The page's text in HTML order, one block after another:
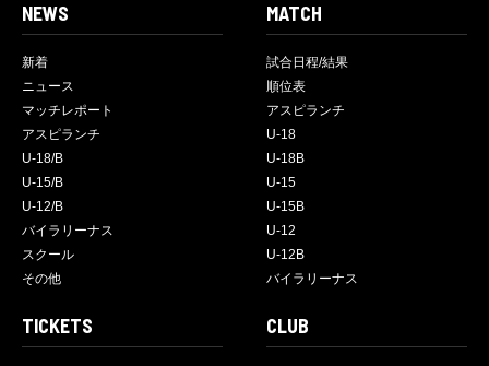
NEWS
新着
ニュース
マッチレポート
アスピランチ
U-18/B
U-15/B
U-12/B
バイラリーナス
スクール
その他
MATCH
試合日程/結果
順位表
アスピランチ
U-18
U-18B
U-15
U-15B
U-12
U-12B
バイラリーナス
TICKETS CLUB